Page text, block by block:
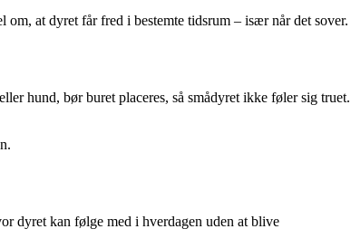
at dyret får fred i bestemte tidsrum – især når det sover.
hund, bør buret placeres, så smådyret ikke føler sig truet.
dyret kan følge med i hverdagen uden at blive